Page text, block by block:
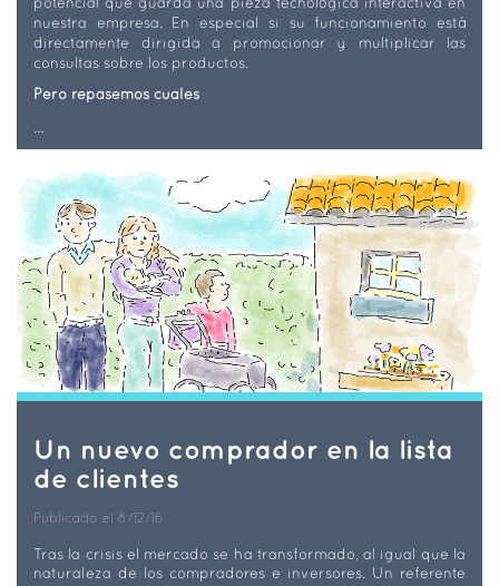
nuestra empresa. En especial si su funcionamiento está
directamente dirigida a promocionar y multiplicar las
consultas sobre los productos.
Pero repasemos cuales
...
Un nuevo comprador en la lista
de clientes
Publicado el 8/12/16
Tras la crisis el mercado se ha transformado, al igual que la
naturaleza de los compradores e inversores. Un referente